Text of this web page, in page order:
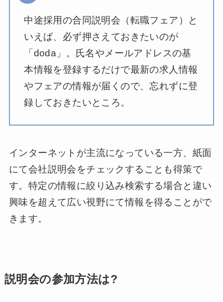
中途採用の合同説明会（転職フェア）と
いえば、必ず押さえておきたいのが
「doda」。氏名やメールアドレスの基
本情報を登録するだけで最新の求人情報
やフェアの情報が届くので、忘れずに登
録しておきたいところ。
インターネットが主流になっている一方、紙面
にて会社説明会をチェックすることも得策で
す。特定の情報に絞り込み検索する場合と違い
興味を超えて広い視野にて情報を得ることがで
きます。
説明会の参加方法は?